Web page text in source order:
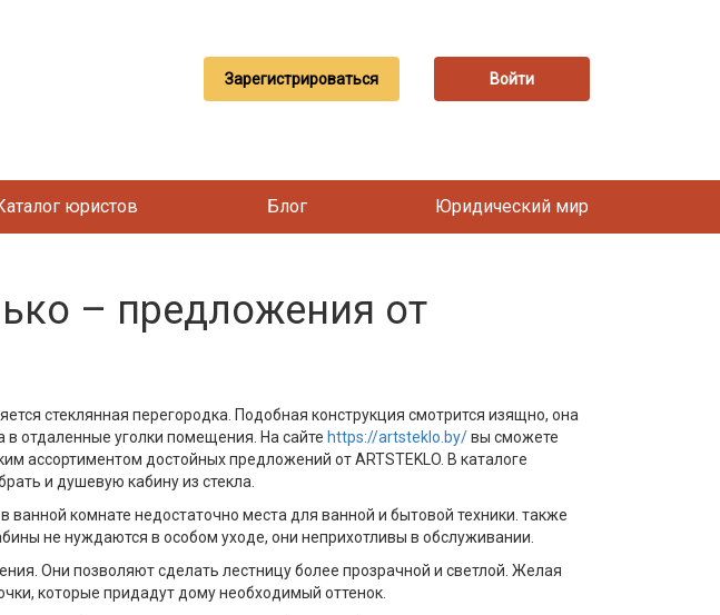
Зарегистрироваться Войти
юристов Блог Юридический мир
– предложения от
стеклянная перегородка. Подобная конструкция смотрится изящно, она
в отдаленные уголки помещения. На сайте https://artsteklo.by/вы сможете
ассортиментом достойных предложений от ARTSTEKLO. В каталоге
и душевую кабину из стекла. ⠀
комнате недостаточно места для ванной и бытовой техники. также
не нуждаются в особом уходе, они неприхотливы в обслуживании. ⠀
Они позволяют сделать лестницу более прозрачной и светлой. Желая
которые придадут дому необходимый оттенок. ⠀